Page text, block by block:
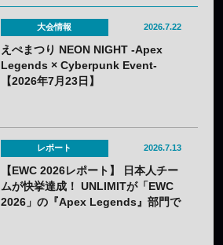
大会情報 2026.7.22
えぺまつり NEON NIGHT -Apex
Legends × Cyberpunk Event-
【2026年7月23日】
レポート 2026.7.13
【EWC 2026レポート】 日本人チー
ムが快挙達成！ UNLIMITが「EWC
2026」の『Apex Legends』部門で